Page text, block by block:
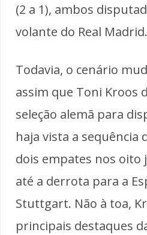
(2 a 1), ambos
volante do Real Madrid.
Todavia, o cenário
assim que Toni Kroos
seleção alemã para
haja vista a sequência
dois empates nos oito
até a derrota para a
Stuttgart. Não à toa,
principais destaques